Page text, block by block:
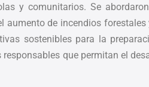
y comunitarios. Se
aumento de incendios
sostenibles para la
que permitan el